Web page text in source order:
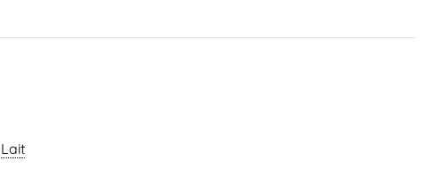
Lait